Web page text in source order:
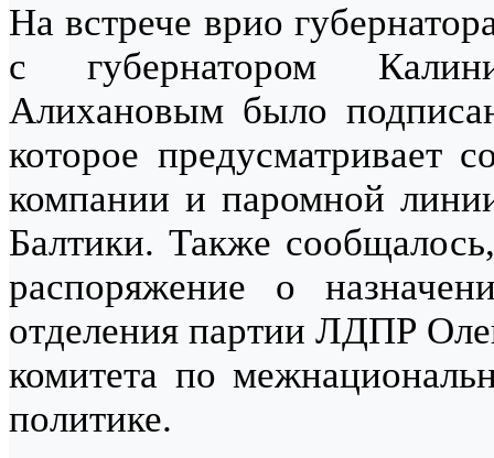
На встрече врио
с губернатором
Алихановым было
которое предусматривает
компании и паромной
Балтики. Также
распоряжение о
отделения партии ЛДПР
комитета по
политике.